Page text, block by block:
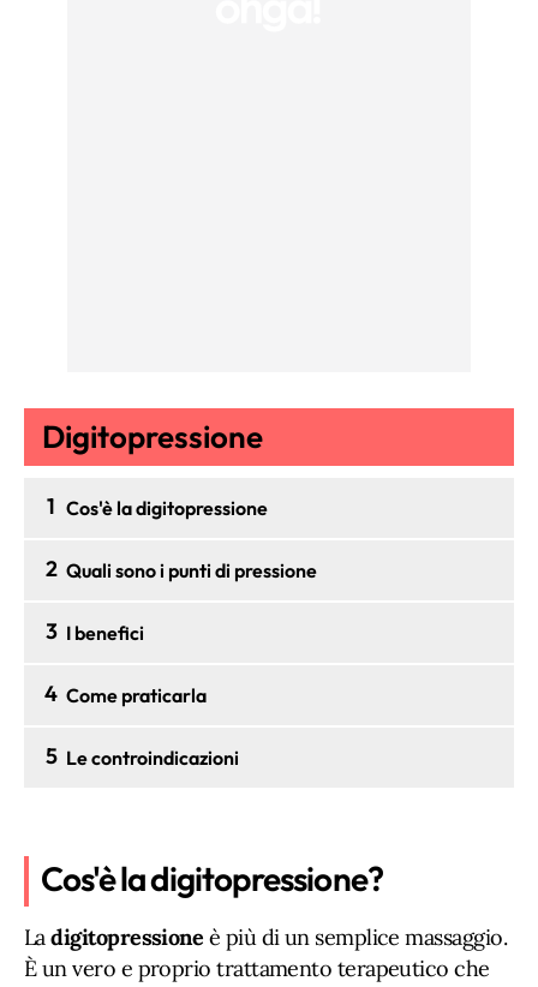
Digitopressione
1 Cos'è la digitopressione
2 Quali sono i punti di pressione
3 I benefici
4 Come praticarla
5 Le controindicazioni
Cos'è la digitopressione?
Ladigitopressione è più di un semplice massaggio.
È un vero e proprio trattamento terapeutico che